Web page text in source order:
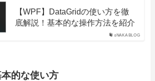
○NAKA BLOG
【WPF】DataGridの使い方を徹
底解説！基本的な操作方法を紹介
的な使い方